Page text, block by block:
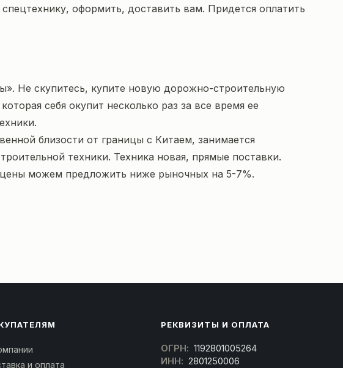
оформить, доставить вам. Придется оплатить
Не скупитесь, купите новую дорожно-строительную
себя окупит несколько раз за все время ее
близости от границы с Китаем, занимается
техники. Техника новая, прямые поставки.
можем предложить ниже рыночных на 5-7%.
и оплата
РЕКВИЗИТЫ И ОПЛАТА
ОГРН: 1192801005264
ИНН: 2801250006